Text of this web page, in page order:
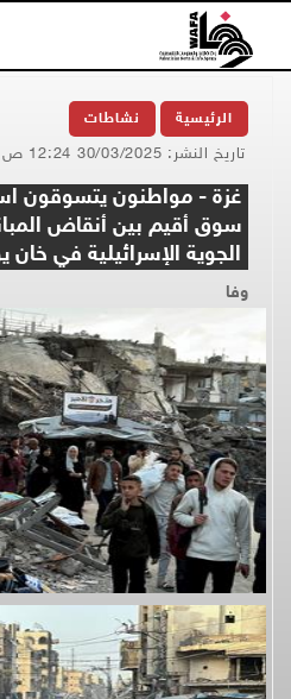
الرئيسية نشاطات
تاريخ النشر: 30/03/2025 12:24 ص
غزة - مواطنون يتسوقون
سوق أقيم بين أنقاض
الجوية الإسرائيلية في
وفا